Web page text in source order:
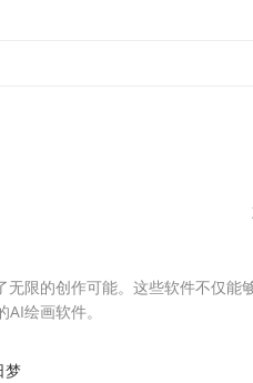
限的创作可能。这些软件不仅能
绘画软件。